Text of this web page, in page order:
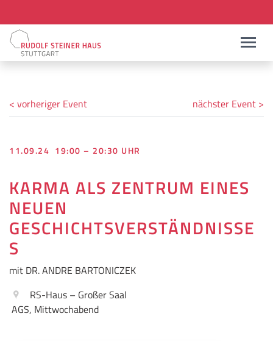
< vorheriger Event nächster Event >
11.09.24 19:00 – 20:30 UHR
KARMA ALS ZENTRUM EINES
NEUEN
GESCHICHTSVERSTÄNDNISSE
S
mit DR. ANDRE BARTONICZEK
RS-Haus – Großer Saal
AGS, Mittwochabend